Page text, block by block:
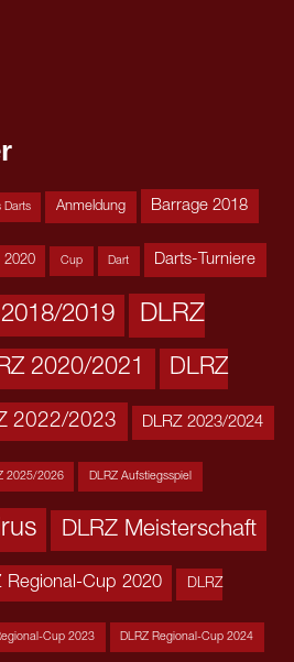
Darts Anmeldung Barrage 2018
2020 Cup Dart Darts-Turniere
2019
DLRZ
2020/2021 DLRZ
2022/2023 DLRZ 2023/2024
2025/2026 DLRZ Aufstiegsspiel
DLRZ Meisterschaft
Regional-Cup 2020 DLRZ
Cup 2023 DLRZ Regional-Cup 2024